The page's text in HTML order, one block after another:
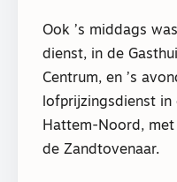
Ook ’s middags
dienst, in de
Centrum, en ’s
lofprijzingsdienst in
Hattem-Noord,
de Zandtovenaar.